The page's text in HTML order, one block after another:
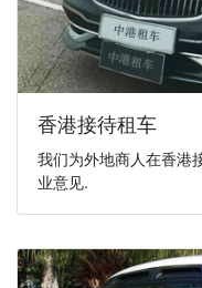
香港接待租车
我们为外地商人在香港
业意见.